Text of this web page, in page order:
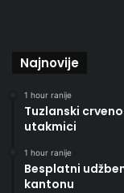
Najnovije
1 hour ranije
Tuzlanski
utakmici
1 hour ranije
Besplatni
kantonu